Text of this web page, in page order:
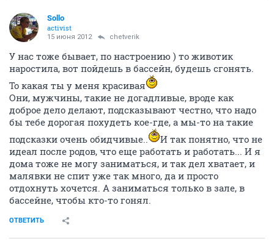
Sollo
activist
15 июня 2012 chetverik
У нас тоже бывает, по настроению ) то животик
наростила, вот пойдешь в бассейн, будешь сгонять.
То какая ты у меня красивая
Они, мужчины, такие не догадливые, вроде как
доброе дело делают, подсказывают честно, что надо
бы тебе дорогая похудеть кое-где, а мы-то на такие
подсказки очень обидчивые..
И так понятно, что не
идеал после родов, что еще работать и работать... И я
дома тоже не могу заниматься, и так дел хватает, и
малявки не спит уже так много, да и просто
отдохнуть хочется. А заниматься только в зале, в
бассейне, чтобы кто-то гонял.
ОТВЕТИТЬ